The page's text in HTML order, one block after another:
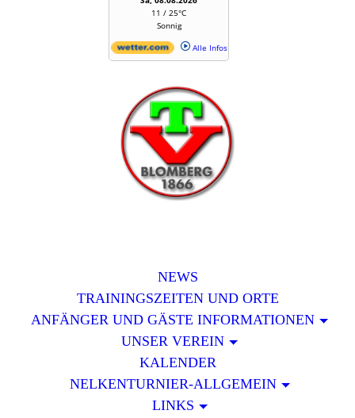
NEWS
TRAININGSZEITEN UND ORTE
ANFÄNGER UND GÄSTE INFORMATIONEN
UNSER VEREIN
KALENDER
NELKENTURNIER-ALLGEMEIN
LINKS